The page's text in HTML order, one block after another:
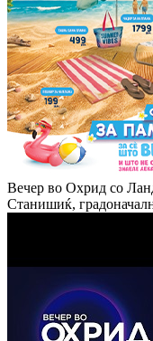
Вечер во Охрид со
Станишиќ,